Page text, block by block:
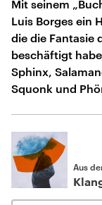
Mit seinem
Luis Borges ein
die die Fantasie
beschäftigt
Sphinx,
Squonk und
Aus